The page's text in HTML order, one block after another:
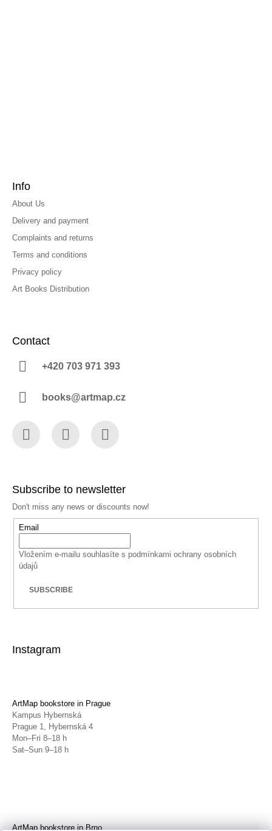
Info
About Us
Delivery and payment
Complaints and returns
Terms and conditions
Privacy policy
Art Books Distribution
Contact
+420 703 971 393
books@artmap.cz
Subscribe to newsletter
Don't miss any news or discounts now!
Email
Vložením e-mailu souhlasíte s podmínkami ochrany osobních
údajů
SUBSCRIBE
Instagram
ArtMap bookstore in Prague
Kampus Hybernská
Prague 1, Hybernská 4
Mon–Fri 8–18 h
Sat–Sun 9–18 h
ArtMap bookstore in Brno